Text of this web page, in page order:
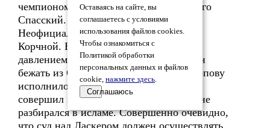
чемпионом мира стал приятель Корчного
Спасский. В 1975 году Керес умер.
Неофициальным чемпионом мира стал
Корчной. Ему было 45 лет, когда под
давлением Петросяна он был вынужден
бежать из СССР. В 2001 году, когда Карпову
исполнилось 50 лет, Мохаммед Атта
совершил знаменитый теракт. Карпов не
разбирался в исламе. Совершенно очевидно,
что суд над Ласкером должен осуществлять
Оставаясь на сайте, вы
соглашаетесь с условиями
использования файлов cookies.
Чтобы ознакомиться с
Политикой обработки
персональных данных и файлов
cookie, нажмите здесь.
Соглашаюсь